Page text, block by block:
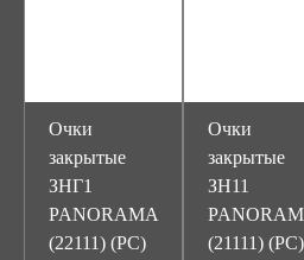
Очки
закрытые
ЗНГ1
PANORAMA
(22111) (PC)
Очки
закрытые
ЗН11
(21111)